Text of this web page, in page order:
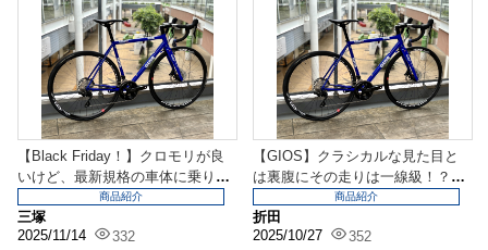
【Black Friday！】クロモリが良
いけど、最新規格の車体に乗りた
三塚
2025/11/14
332
商品紹介
【GIOS】クラシカルな見た目と
は裏腹にその走りは一線級！？GI
OS REGIN...
折田
2025/10/27
352
商品紹介